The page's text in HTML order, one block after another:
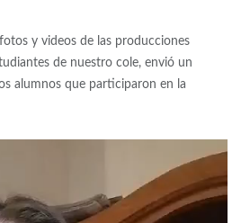
y videos de las producciones
de nuestro cole, envió un
alumnos que participaron en la